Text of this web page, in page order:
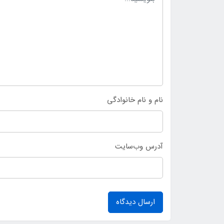
نام و نام خانوادگی
آدرس وب‌سایت
ارسال دیدگاه